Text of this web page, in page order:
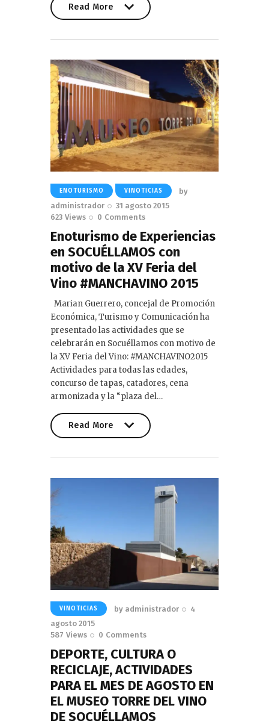
Read More
ENOTURISMO VINOTICIAS
by
administrador
31 agosto 2015
623 Views 0 Comments
Enoturismo de Experiencias
en SOCUÉLLAMOS con
motivo de la XV Feria del
Vino #MANCHAVINO 2015
Marian Guerrero, concejal de Promoción
Económica, Turismo y Comunicación ha
presentado las actividades que se
celebrarán en Socuéllamos con motivo de
la XV Feria del Vino: #MANCHAVINO2015
Actividades para todas las edades,
concurso de tapas, catadores, cena
armonizada y la “plaza del…
Read More
VINOTICIAS by administrador
4
agosto 2015
587 Views 0 Comments
DEPORTE, CULTURA O
RECICLAJE, ACTIVIDADES
PARA EL MES DE AGOSTO EN
EL MUSEO TORRE DEL VINO
DE SOCUÉLLAMOS